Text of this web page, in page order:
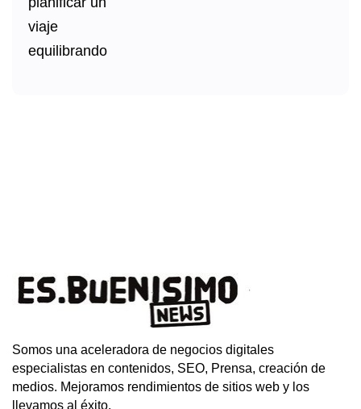
Somos una aceleradora de negocios digitales
especialistas en contenidos, SEO, Prensa, creación de
medios. Mejoramos rendimientos de sitios web y los
llevamos al éxito.